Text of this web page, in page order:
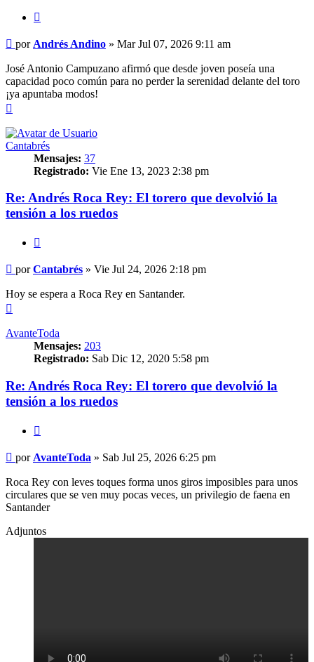
Mensaje
por Andrés Andino » Mar Jul 07, 2026 9:11 am
José Antonio Campuzano afirmó que desde joven poseía una
capacidad poco común para no perder la serenidad delante del toro
¡ya apuntaba modos!
Cantabrés
Mensajes: 37
Registrado: Vie Ene 13, 2023 2:38 pm
Re: Andrés Roca Rey: El torero que devolvió la
tensión a los ruedos
Mensaje
porCantabrés » Vie Jul 24, 2026 2:18 pm
Hoy se espera a Roca Rey en Santander.
AvanteToda
Mensajes: 203
Registrado: Sab Dic 12, 2020 5:58 pm
Re: Andrés Roca Rey: El torero que devolvió la
tensión a los ruedos
Mensaje
por AvanteToda » Sab Jul 25, 2026 6:25 pm
Roca Rey con leves toques forma unos giros imposibles para unos
circulares que se ven muy pocas veces, un privilegio de faena en
Santander
Adjuntos